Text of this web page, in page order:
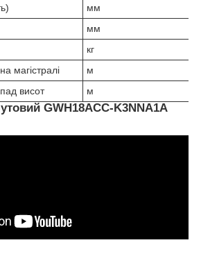
мм
мм
кг
магістралі
м
висот
м
GWH18ACС-K3NNA1A